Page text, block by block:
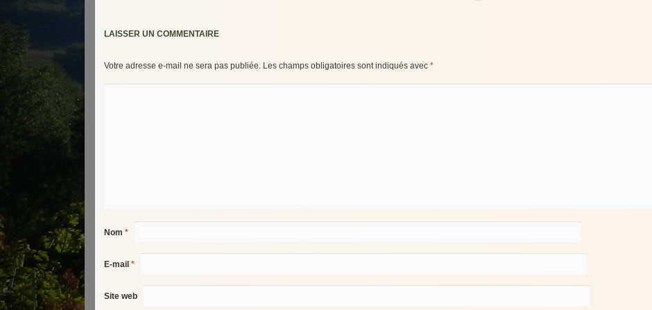
LAISSER UN COMMENTAIRE
Votre adresse e-mail ne sera pas publiée. Les champs obligatoires sont indiqués avec *
Nom *
E-mail *
Site web